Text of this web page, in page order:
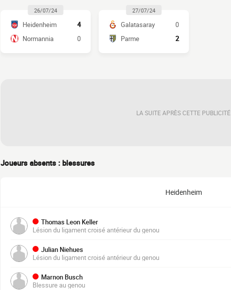
26/07/24
Heidenheim
4
Normannia
0
27/07/24
Galatasaray
0
Parme
2
LA SUITE APRÈS CETTE PUBLICITÉ
Joueurs absents : blessures
Heidenheim
Thomas Leon Keller
Lésion du ligament croisé antérieur du genou
Julian Niehues
Lésion du ligament croisé antérieur du genou
Marnon Busch
Blessure au genou